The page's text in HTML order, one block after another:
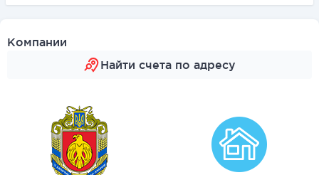
Компании
Найти счета по адресу